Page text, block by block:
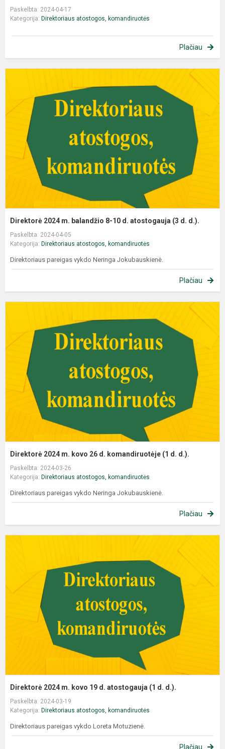
Paskelbta: 2024-04-17
Kategorija: Direktoriaus atostogos, komandiruotės
Plačiau
Direktorė 2024 m. balandžio 8-10 d. atostogauja (3 d. d.).
Paskelbta: 2024-04-05
Kategorija: Direktoriaus atostogos, komandiruotės
Direktoriaus pareigas vykdo Neringa Jokubauskienė.
Plačiau
Direktorė 2024 m. kovo 26 d. komandiruotėje (1 d. d.).
Paskelbta: 2024-03-26
Kategorija: Direktoriaus atostogos, komandiruotės
Direktoriaus pareigas vykdo Neringa Jokubauskienė.
Plačiau
Direktorė 2024 m. kovo 19 d. atostogauja (1 d. d.).
Paskelbta: 2024-03-19
Kategorija: Direktoriaus atostogos, komandiruotės
Direktoriaus pareigas vykdo Loreta Motuzienė.
Plačiau